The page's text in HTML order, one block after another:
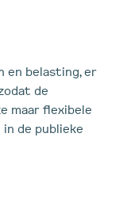
en belasting, er
de
maar flexibele
de publieke